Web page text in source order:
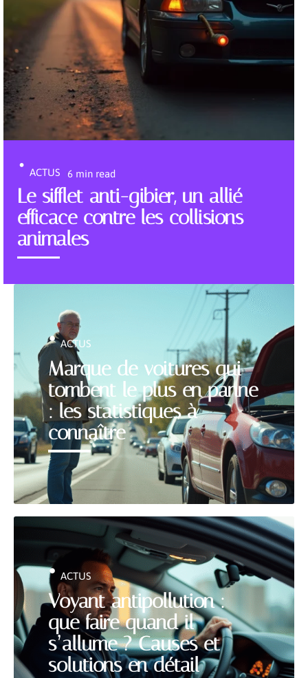
ACTUS 6 min read
Le sifflet anti-gibier, un allié
efficace contre les collisions
animales
Marque de voitures qui
tombent le plus en panne
: les statistiques à
connaître
ACTUS
Voyant antipollution :
que faire quand il
s’allume ? Causes et
solutions en détail
ACTUS